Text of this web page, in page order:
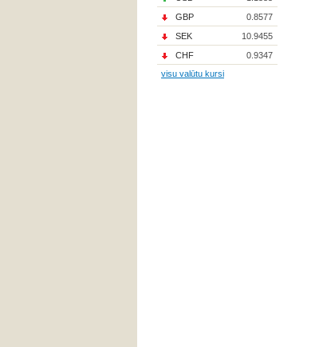
GBP
0.8577
SEK
10.9455
CHF
0.9347
visu valūtu kursi